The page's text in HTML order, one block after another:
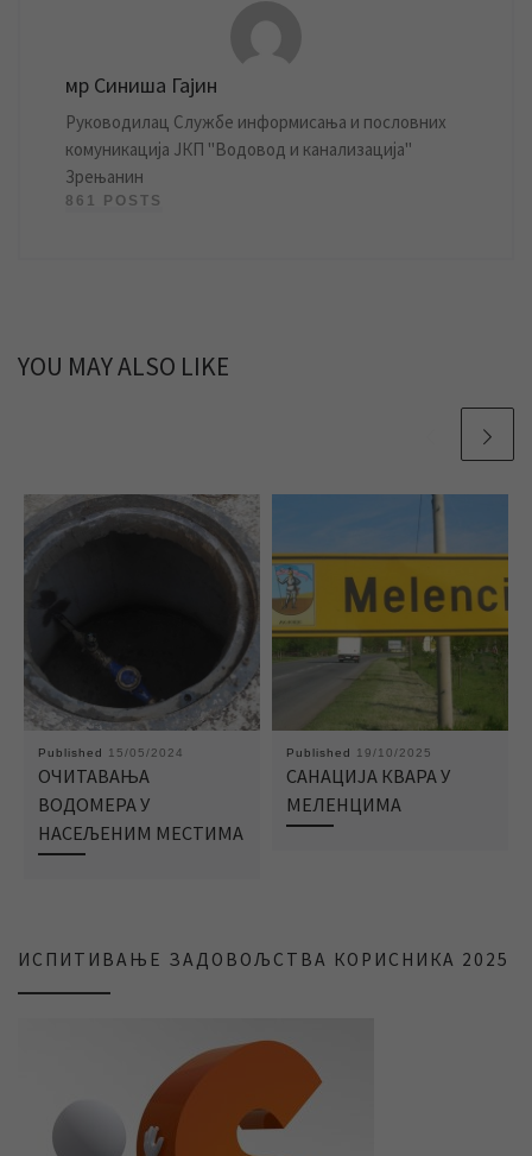
мр Синиша Гајин
Руководилац Службе информисања и пословних
комуникација ЈКП "Водовод и канализација"
Зрењанин
861 POSTS
YOU MAY ALSO LIKE
Published 15/05/2024
ОЧИТАВАЊА
ВОДОМЕРА У
НАСЕЉЕНИМ МЕСТИМА
Published 19/10/2025
САНАЦИЈА КВАРА У
МЕЛЕНЦИМА
ИСПИТИВАЊЕ ЗАДОВОЉСТВА КОРИСНИКА 2025